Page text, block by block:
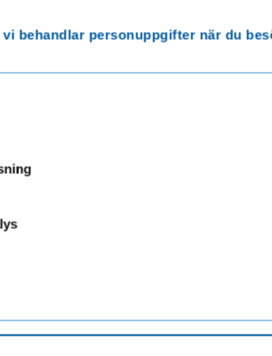
vi behandlar personuppgifter när du